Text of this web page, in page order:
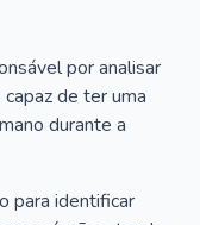
por analisar
de ter uma
durante a
para identificar